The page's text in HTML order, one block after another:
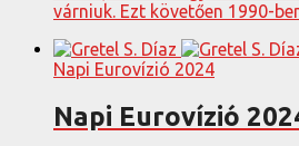
várniuk. Ezt követően 1990-
Napi Eurovízió 2024
Napi Eurovízió